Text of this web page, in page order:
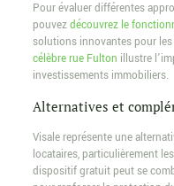
Pour évaluer différentes
pouvezdécouvrez le
solutions innovantes pour les
célèbre rue Fulton illustre
investissements immobiliers.
Alternatives et
Visale représente une
locataires, particulièrement
dispositif gratuit peut se